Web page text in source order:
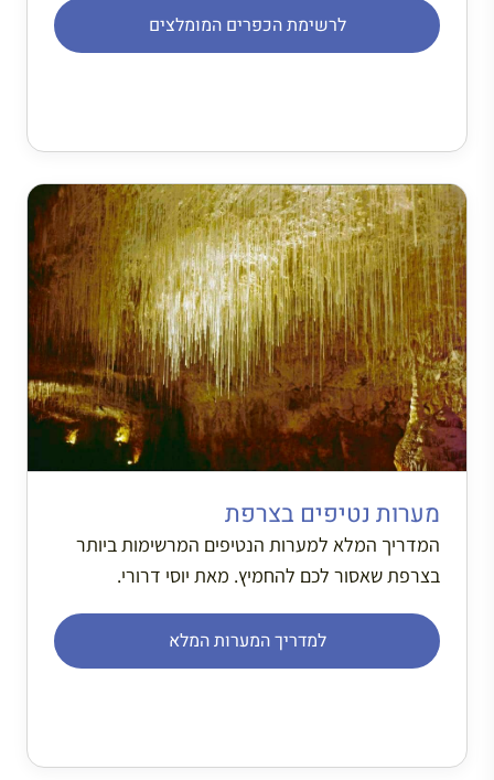
לרשימת הכפרים המומלצים
מערות נטיפים בצרפת
המדריך המלא למערות הנטיפים המרשימות ביותר
בצרפת שאסור לכם להחמיץ. מאת יוסי דרורי.
למדריך המערות המלא